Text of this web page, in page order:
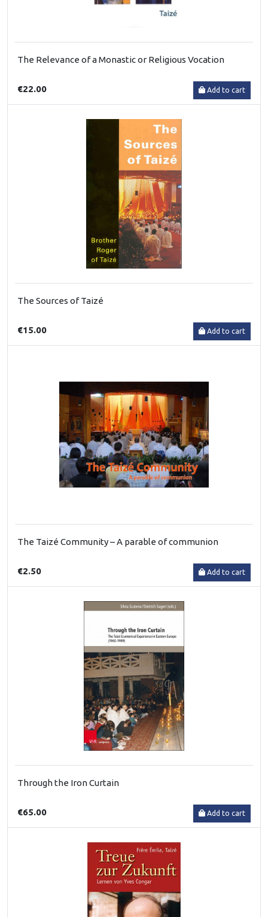
The Relevance of a Monastic or Religious Vocation
€22.00 Add to cart
The Sources of Taizé
€15.00 Add to cart
The Taizé Community – A parable of communion
€2.50 Add to cart
Through the Iron Curtain
€65.00 Add to cart